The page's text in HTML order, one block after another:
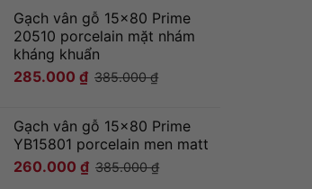
Gạch vân gỗ 15x80 Prime
20510 porcelain mặt nhám
kháng khuẩn
285.000 ₫ 385.000₫
Gạch vân gỗ 15x80 Prime
YB15801 porcelain men matt
260.000 ₫ 385.000₫